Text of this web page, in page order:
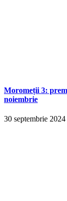
Moromeții 3:
noiembrie
30 septembrie 2024